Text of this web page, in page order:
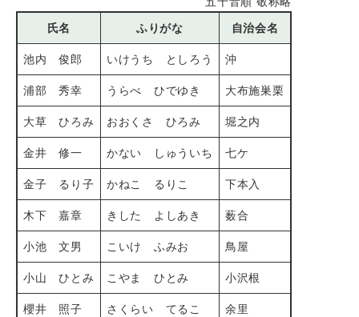
氏名 ふりがな 自治会名
池内 俊郎 いけうち としろう 沖
浦部 秀幸 うらべ ひでゆき 大布施巣栗
大草 ひろみ おおくさ ひろみ 堀之内
金井 修一 かない しゅういち 七ケ
金子 るり子 かねこ るりこ 下本入
木下 嘉章 きした よしあき 薮合
小池 文男 こいけ ふみお 鳥屋
小山 ひとみ こやま ひとみ 小沢根
櫻井 照子 さくらい てるこ 余里